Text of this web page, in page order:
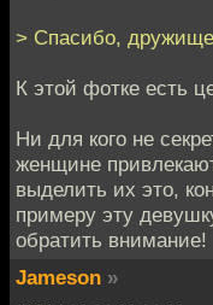
> Спасибо,
К этой фотке есть
Ни для кого не
женщине
выделить их это,
примеру эту
обратить внимание!
Jameson »